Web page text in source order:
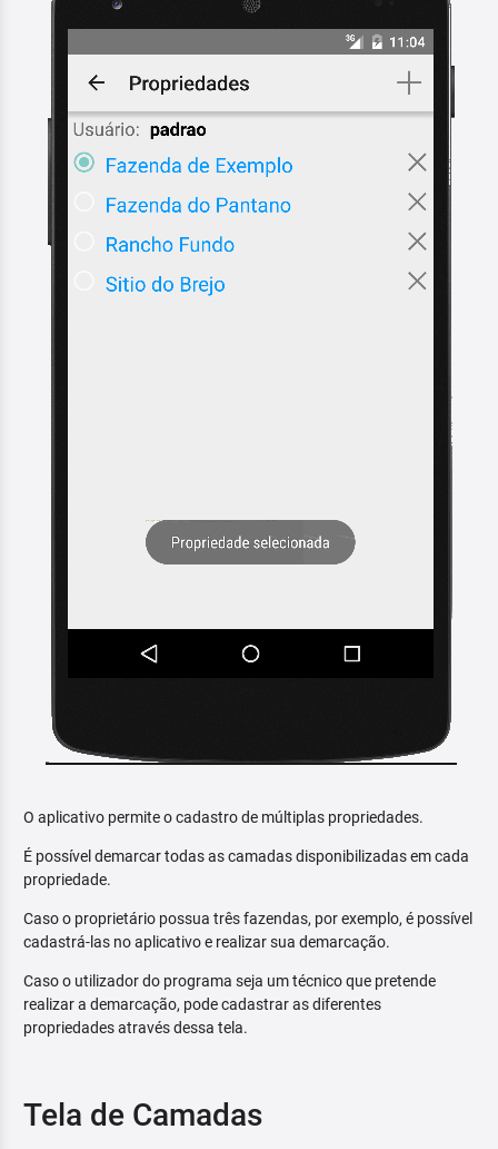
O aplicativo permite o cadastro de múltiplas propriedades.
É possível demarcar todas as camadas disponibilizadas em cada
propriedade.
Caso o proprietário possua três fazendas, por exemplo, é possível
cadastrá-las no aplicativo e realizar sua demarcação.
Caso o utilizador do programa seja um técnico que pretende
realizar a demarcação, pode cadastrar as diferentes
propriedades através dessa tela.
Tela de Camadas